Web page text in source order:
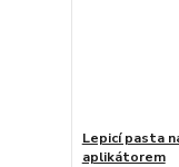
Lepicí pasta
aplikátorem